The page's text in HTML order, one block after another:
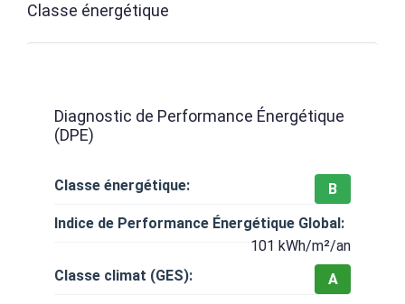
Classe énergétique
Diagnostic de Performance Énergétique
(DPE)
Classe énergétique:
B
Indice de Performance Énergétique Global:
101 kWh/m²/an
Classe climat (GES):
A